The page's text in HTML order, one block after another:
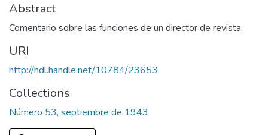
Abstract
Comentario sobre las funciones de un director de revista.
URI
http://hdl.handle.net/10784/23653
Collections
Número 53, septiembre de 1943